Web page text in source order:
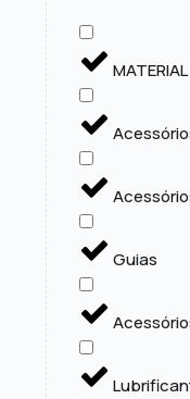
Guias